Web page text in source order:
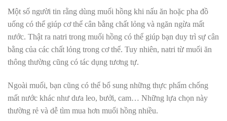
Một số người tin rằng dùng muối hồng khi nấu ăn hoặc pha đồ
uống có thể giúp cơ thể cân bằng chất lỏng và ngăn ngừa mất
nước. Thật ra natri trong muối hồng có thể giúp bạn duy trì sự cân
bằng của các chất lỏng trong cơ thể. Tuy nhiên, natri từ muối ăn
thông thường cũng có tác dụng tương tự.
Ngoài muối, bạn cũng có thể bổ sung những thực phẩm chống
mất nước khác như dưa leo, bưởi, cam… Những lựa chọn này
thường rẻ và dễ tìm mua hơn muối hồng nhiều.